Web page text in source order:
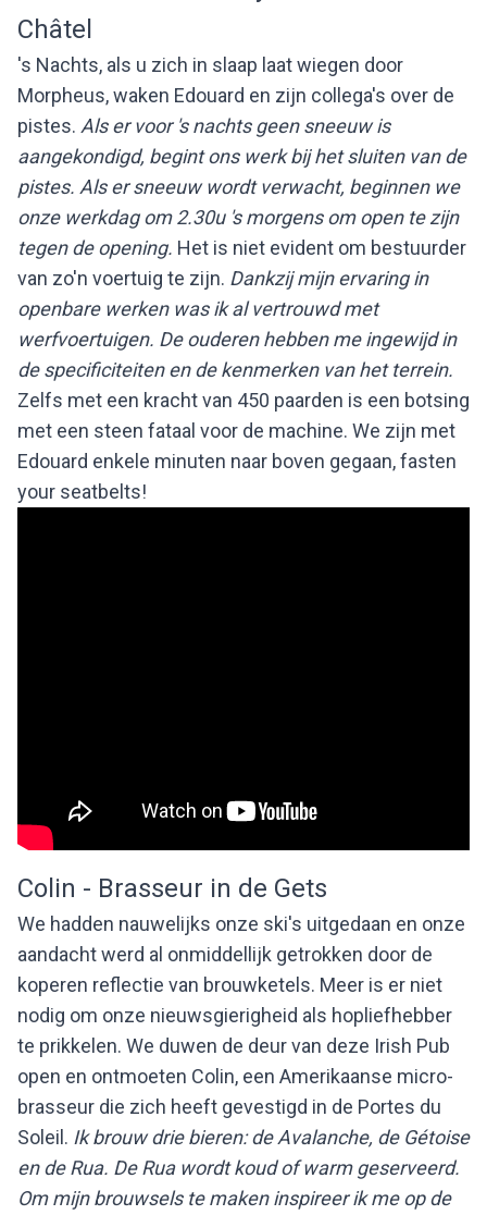
Châtel
's Nachts, als u zich in slaap laat wiegen door
Morpheus, waken Edouard en zijn collega's over de
pistes. Als er voor 's nachts geen sneeuw is
aangekondigd, begint ons werk bij het sluiten van de
pistes. Als er sneeuw wordt verwacht, beginnen we
onze werkdag om 2.30u 's morgens om open te zijn
tegen de opening. Het is niet evident om bestuurder
van zo'n voertuig te zijn. Dankzij mijn ervaring in
openbare werken was ik al vertrouwd met
werfvoertuigen. De ouderen hebben me ingewijd in
de specificiteiten en de kenmerken van het terrein.
Zelfs met een kracht van 450 paarden is een botsing
met een steen fataal voor de machine. We zijn met
Edouard enkele minuten naar boven gegaan, fasten
your seatbelts!
Colin - Brasseur in de Gets
We hadden nauwelijks onze ski's uitgedaan en onze
aandacht werd al onmiddellijk getrokken door de
koperen reflectie van brouwketels. Meer is er niet
nodig om onze nieuwsgierigheid als hopliefhebber
te prikkelen. We duwen de deur van deze Irish Pub
open en ontmoeten Colin, een Amerikaanse micro-
brasseur die zich heeft gevestigd in de Portes du
Soleil. Ik brouw drie bieren: de Avalanche, de Gétoise
en de Rua. De Rua wordt koud of warm geserveerd.
Om mijn brouwsels te maken inspireer ik me op de